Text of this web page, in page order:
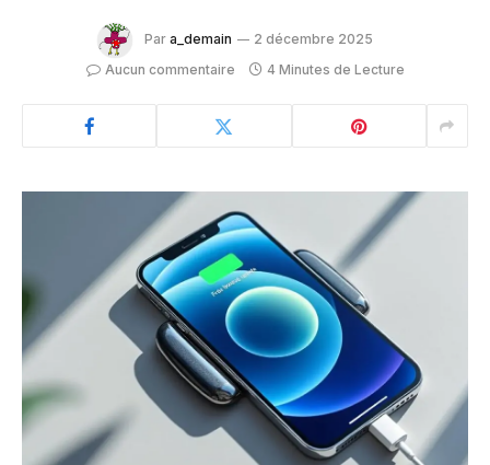
Par a_demain
2 décembre 2025
Aucun commentaire
4 Minutes de Lecture